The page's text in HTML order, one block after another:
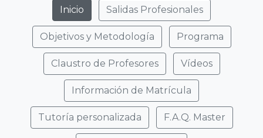
Inicio Salidas Profesionales
Objetivos y Metodología Programa
Claustro de Profesores Vídeos
Información de Matrícula
Tutoría personalizada F.A.Q. Master